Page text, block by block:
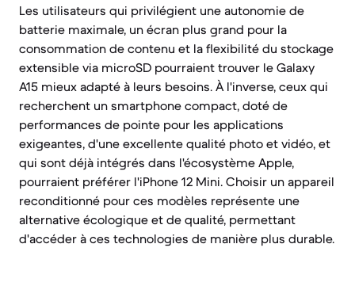
Les utilisateurs qui privilégient une autonomie de
batterie maximale, un écran plus grand pour la
consommation de contenu et la flexibilité du stockage
extensible via microSD pourraient trouver le Galaxy
A15 mieux adapté à leurs besoins. À l'inverse, ceux qui
recherchent un smartphone compact, doté de
performances de pointe pour les applications
exigeantes, d'une excellente qualité photo et vidéo, et
qui sont déjà intégrés dans l'écosystème Apple,
pourraient préférer l'iPhone 12 Mini. Choisir un appareil
reconditionné pour ces modèles représente une
alternative écologique et de qualité, permettant
d'accéder à ces technologies de manière plus durable.